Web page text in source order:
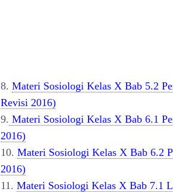
8. Materi Sosiologi Kelas X Bab 5.2
Revisi 2016)
9. Materi Sosiologi Kelas X Bab 6.1
2016)
10. Materi Sosiologi Kelas X Bab 6.2
2016)
11. Materi Sosiologi Kelas X Bab 7.1